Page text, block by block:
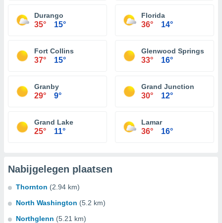
Durango
35° 15°
Florida
36° 14°
Fort Collins
37° 15°
Glenwood Springs
33° 16°
Granby
29° 9°
Grand Junction
30° 12°
Grand Lake
25° 11°
Lamar
36° 16°
Nabijgelegen plaatsen
Thornton (2.94 km)
North Washington (5.2 km)
Northglenn (5.21 km)